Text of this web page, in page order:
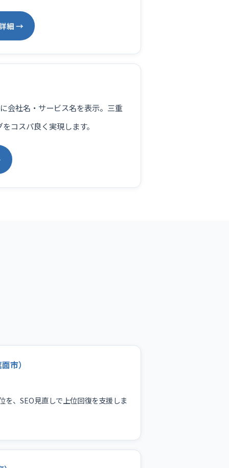
細 →
会社名・サービス名を表示。三重
コスパ良く実現します。
市）
を、SEO見直しで上位回復を支援しま